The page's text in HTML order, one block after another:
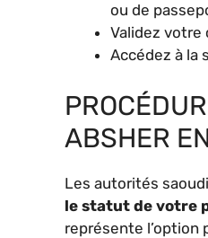
ou de
Validez votre
Accédez à la
ABSHER
Les autorités
le statut de votre
représente l’option